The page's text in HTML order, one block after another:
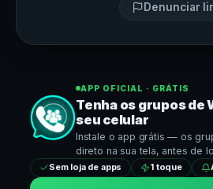
Denunciar
APP OFICIAL · GRÁTIS
Tenha os grupos de
seu celular
Instale o app grátis — os
direto na sua tela, antes de
Sem loja de apps 1 toque